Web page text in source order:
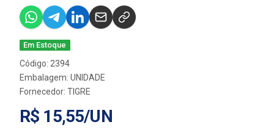
Em Estoque
Código: 2394
Embalagem: UNIDADE
Fornecedor: TIGRE
R$ 15,55/UN